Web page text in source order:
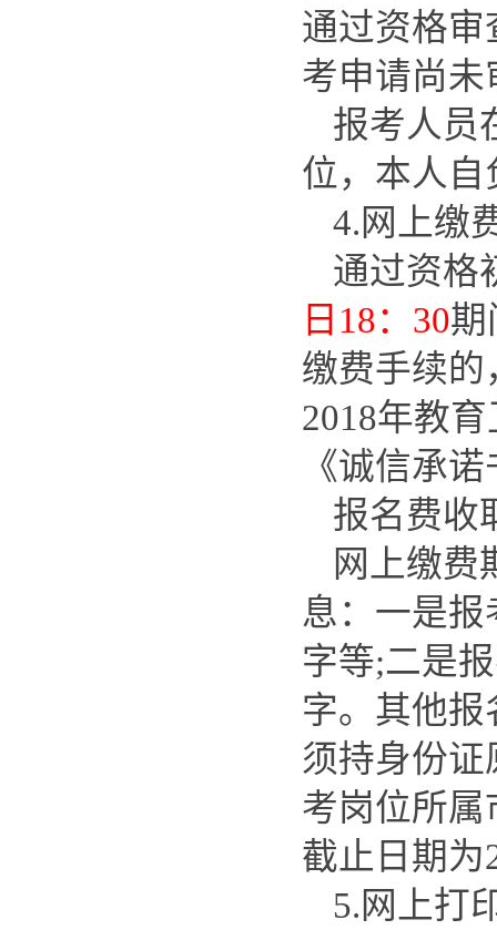
通过资格
考申请尚
报考人员
位，本人自
4.网上缴
通过资格
日18：30期
缴费手续
2018年教
《诚信承
报名费收
网上缴费
息：一是
字等;二是
字。其他
须持身份
考岗位所
截止日期为
5.网上打